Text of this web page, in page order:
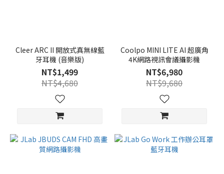
Cleer ARC II 開放式真無線藍
牙耳機 (音樂版)
NT$1,499
NT$4,680
Coolpo MINI LITE AI 超廣角
4K網路視訊會議攝影機
NT$6,980
NT$9,680